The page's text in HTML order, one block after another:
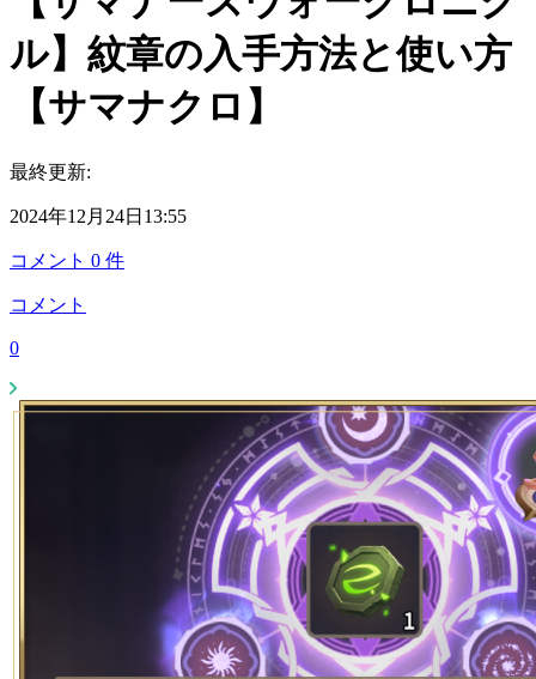
ル】紋章の入手方法と使い方
【サマナクロ】
最終更新:
2024年12月24日13:55
コメント 0 件
コメント
0